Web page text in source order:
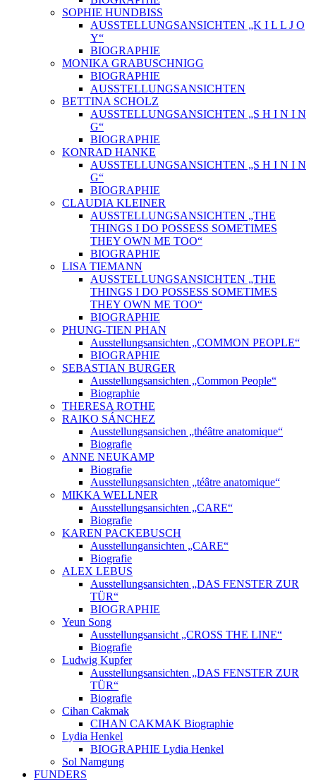
SOPHIE HUNDBISS
AUSSTELLUNGSANSICHTEN „K I L L J O
Y“
BIOGRAPHIE
MONIKA GRABUSCHNIGG
BIOGRAPHIE
AUSSTELLUNGSANSICHTEN
BETTINA SCHOLZ
AUSSTELLUNGSANSICHTEN „S H I N I N
G“
BIOGRAPHIE
KONRAD HANKE
AUSSTELLUNGSANSICHTEN „S H I N I N
G“
BIOGRAPHIE
CLAUDIA KLEINER
AUSSTELLUNGSANSICHTEN „THE
THINGS I DO POSSESS SOMETIMES
THEY OWN ME TOO“
BIOGRAPHIE
LISA TIEMANN
AUSSTELLUNGSANSICHTEN „THE
THINGS I DO POSSESS SOMETIMES
THEY OWN ME TOO“
BIOGRAPHIE
PHUNG-TIEN PHAN
Ausstellungsansichten „COMMON PEOPLE“
BIOGRAPHIE
SEBASTIAN BURGER
Ausstellungsansichten „Common People“
Biographie
THERESA ROTHE
RAIKO SÁNCHEZ
Ausstellungsansichen „théâtre anatomique“
Biografie
ANNE NEUKAMP
Biografie
Ausstellungsansichten „téâtre anatomique“
MIKKA WELLNER
Ausstellungsansichten „CARE“
Biografie
KAREN PACKEBUSCH
Ausstellungansichten „CARE“
Biografie
ALEX LEBUS
Ausstellungsansichten „DAS FENSTER ZUR
TÜR“
BIOGRAPHIE
Yeun Song
Ausstellungsansicht „CROSS THE LINE“
Biografie
Ludwig Kupfer
Ausstellungsansichten „DAS FENSTER ZUR
TÜR“
Biografie
Cihan Cakmak
CIHAN CAKMAK Biographie
Lydia Henkel
BIOGRAPHIE Lydia Henkel
Sol Namgung
FUNDERS